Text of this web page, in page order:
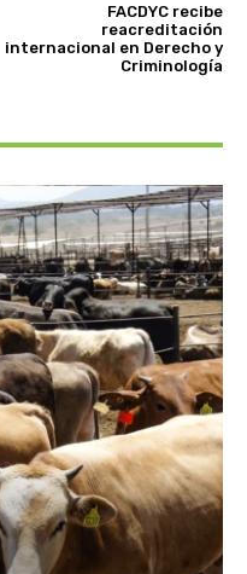
FACDYC recibe
reacreditación
internacional en Derecho y
Criminología